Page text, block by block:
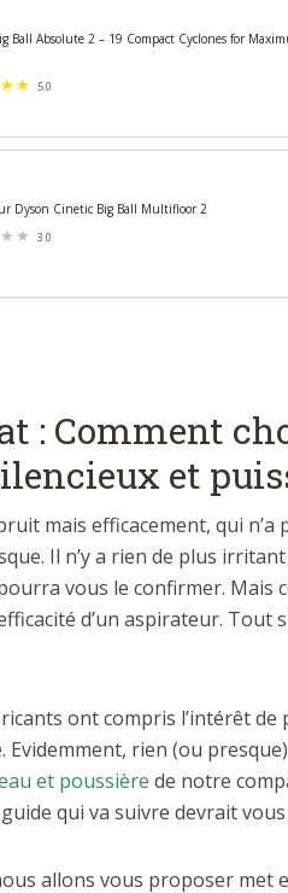
Ball Absolute 2 – 19 Compact Cyclones for
5.0
Dyson Cinetic Big Ball Multifloor 2
3.0
: Comment
et
mais efficacement, qui
Il n’y a rien de plus
vous le confirmer. Mais
d’un aspirateur.
ont compris l’intérêt
Evidemment, rien (ou
et poussière de notre
qui va suivre devrait
allons vous proposer met